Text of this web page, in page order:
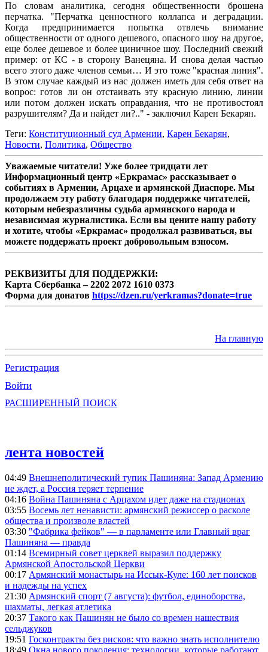
По словам аналитика, сегодня общественности брошена
перчатка. "Перчатка ценностного коллапса и деградации.
Когда предпринимается попытка отвлечь внимание
общественности от одного дешевого, опасного шоу на другое,
еще более дешевое и более циничное шоу. Последний свежий
пример: от КС - в сторону Ванецяна. И снова делая частью
всего этого даже членов семьи… И это тоже "красная линия".
В этом случае каждый из нас должен иметь для себя ответ на
вопрос: готов ли он отстаивать эту красную линию, линии
или потом должен искать оправдания, что не противостоял
разрушителям? Да и найдет ли?.." - заключил Карен Бекарян.
Теги: Конституционный суд Армении, Карен Бекарян,
Новости, Политика, Общество
Уважаемые читатели! Уже более тридцати лет
Информационный центр «Еркрамас» рассказывает о
событиях в Армении, Арцахе и армянской Диаспоре. Мы
продолжаем эту работу благодаря поддержке читателей,
которым небезразличны судьба армянского народа и
независимая журналистика. Если вы цените нашу работу
и хотите, чтобы «Еркрамас» продолжал развиваться, вы
можете поддержать проект добровольным взносом.
РЕКВИЗИТЫ ДЛЯ ПОДДЕРЖКИ:
Карта Сбербанка – 2202 2072 1610 0373
Форма для донатов https://dzen.ru/yerkramas?donate=true
На главную
Регистрация
Войти
РАСШИРЕННЫЙ ПОИСК
лента новостей
04:49 Внешнеполитический тупик Пашиняна: Запад Армению
не ждет, а Россия теряет терпение
04:16 Война Пашиняна с Арцахом идет даже на стадионах
03:55 Восемь лет ненависти: армянский режиссер о расколе
общества и произволе властей
03:30 "Фабрика фейков" — в парламенте или Главный враг
Пашиняна — правда
01:14 Всемирный совет церквей выразил поддержку
Армянской Апостольской Церкви
00:17 Армянский монастырь на Иссык-Куле: 160 лет поисков
и надежды на успех
21:30 Армянский спорт (7 августа): футбол, единоборства,
шахматы, легкая атлетика
20:37 Такого как Пашинян не было со времен нашествия
сельджуков
19:51 Госконтракты без рисков: что важно знать исполнителю
18:49 Окна нового поколения: технологии, которые работают